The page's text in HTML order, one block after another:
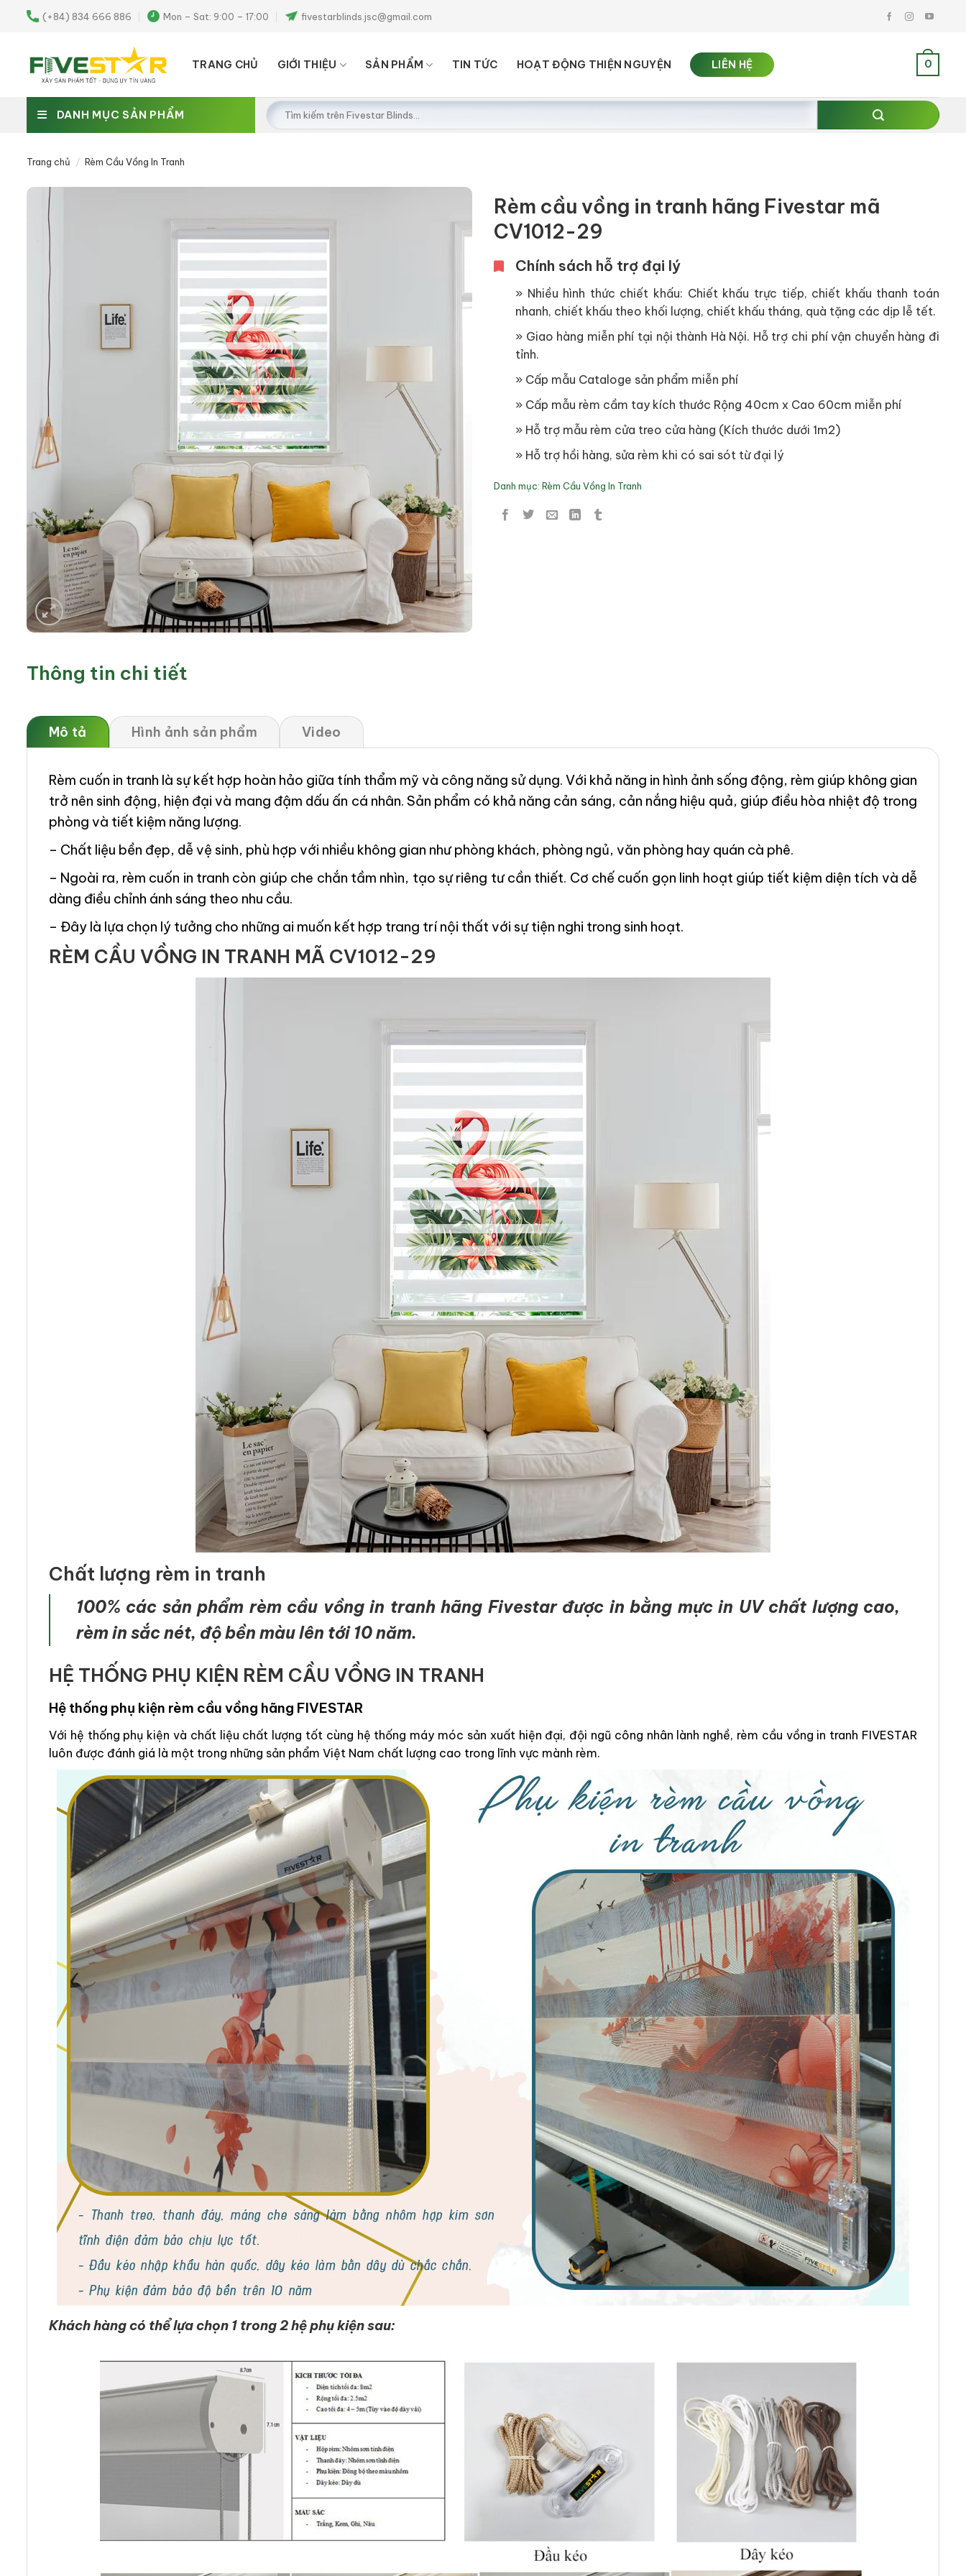
(+84) 834 666 886 Mon – Sat: 9:00 – 17:00 fivestarblinds.jsc@gmail.com
TRANG CHỦ GIỚI THIỆU SẢN PHẨM TIN TỨC HOẠT ĐỘNG THIỆN NGUYỆN LIÊN HỆ 0
DANH MỤC SẢN PHẨM
Tìm
kiếm:
Trang chủ / Rèm Cầu Vồng In Tranh
Rèm cầu vồng in tranh hãng Fivestar mã
CV1012-29
Chính sách hỗ trợ đại lý
» Nhiều hình thức chiết khấu: Chiết khấu trực tiếp, chiết khấu thanh toán
nhanh, chiết khấu theo khối lượng, chiết khấu tháng, quà tặng các dịp lễ tết.
» Giao hàng miễn phí tại nội thành Hà Nội. Hỗ trợ chi phí vận chuyển hàng đi
tỉnh.
» Cấp mẫu Cataloge sản phẩm miễn phí
» Cấp mẫu rèm cầm tay kích thước Rộng 40cm x Cao 60cm miễn phí
» Hỗ trợ mẫu rèm cửa treo cửa hàng (Kích thước dưới 1m2)
» Hỗ trợ hồi hàng, sửa rèm khi có sai sót từ đại lý
Danh mục: Rèm Cầu Vồng In Tranh
Thông tin chi tiết
Mô tả Hình ảnh sản phẩm Video
Rèm cuốn in tranh là sự kết hợp hoàn hảo giữa tính thẩm mỹ và công năng sử dụng. Với khả năng in hình ảnh sống động, rèm giúp không gian
trở nên sinh động, hiện đại và mang đậm dấu ấn cá nhân. Sản phẩm có khả năng cản sáng, cản nắng hiệu quả, giúp điều hòa nhiệt độ trong
phòng và tiết kiệm năng lượng.
– Chất liệu bền đẹp, dễ vệ sinh, phù hợp với nhiều không gian như phòng khách, phòng ngủ, văn phòng hay quán cà phê.
– Ngoài ra, rèm cuốn in tranh còn giúp che chắn tầm nhìn, tạo sự riêng tư cần thiết. Cơ chế cuốn gọn linh hoạt giúp tiết kiệm diện tích và dễ
dàng điều chỉnh ánh sáng theo nhu cầu.
– Đây là lựa chọn lý tưởng cho những ai muốn kết hợp trang trí nội thất với sự tiện nghi trong sinh hoạt.
RÈM CẦU VỒNG IN TRANH MÃ CV1012-29
Chất lượng rèm in tranh
100% các sản phẩm rèm cầu vồng in tranh hãng Fivestar được in bằng mực in UV chất lượng cao,
rèm in sắc nét, độ bền màu lên tới 10 năm.
HỆ THỐNG PHỤ KIỆN RÈM CẦU VỒNG IN TRANH
Hệ thống phụ kiện rèm cầu vồng hãng FIVESTAR
Với hệ thống phụ kiện và chất liệu chất lượng tốt cùng hệ thống máy móc sản xuất hiện đại, đội ngũ công nhân lành nghề, rèm cầu vồng in tranh FIVESTAR
luôn được đánh giá là một trong những sản phẩm Việt Nam chất lượng cao trong lĩnh vực mành rèm.
Khách hàng có thể lựa chọn 1 trong 2 hệ phụ kiện sau: